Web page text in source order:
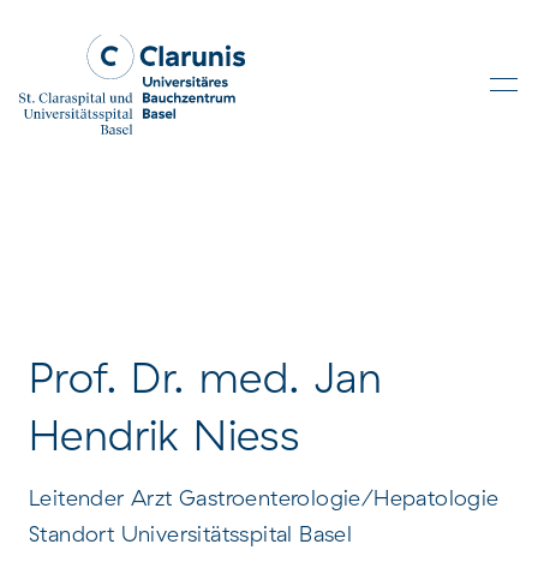
Prof. Dr. med. Jan
Hendrik Niess
Leitender Arzt Gastroenterologie/Hepatologie
Standort Universitätsspital Basel